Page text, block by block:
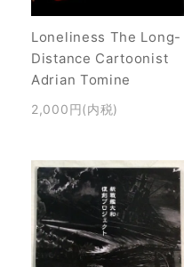
Loneliness The Long-
Distance Cartoonist
Adrian Tomine
2,000円(内税)